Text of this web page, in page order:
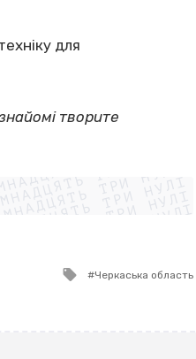
для
творите
ТРИ НУЛІ
ТРИ НУЛІ
ТРИ НУЛІ
ТРИ НУЛІ
ТРИ НУЛІ
ТРИ НУЛІ
ТРИ НУЛІ
ВІСІМНАДЦЯТЬ ТРИ НУЛІ
Tagged
Черкаська область